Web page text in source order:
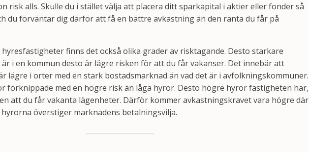
risk alls. Skulle du i stället välja att placera ditt sparkapital i aktier eller fonder så
du förväntar dig därför att få en bättre avkastning än den ränta du får på
finns det också olika grader av risktagande. Desto starkare
i en kommun desto är lägre risken för att du får vakanser. Det innebär att
lägre i orter med en stark bostadsmarknad än vad det är i avfolkningskommuner.
förknippade med en högre risk än låga hyror. Desto högre hyror fastigheten har,
att du får vakanta lägenheter. Därför kommer avkastningskravet vara högre där
överstiger marknadens betalningsvilja.